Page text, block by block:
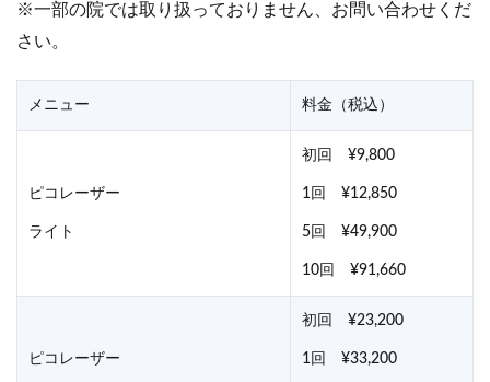
※一部の院では取り扱っておりません、お問い合わせくだ
さい。
メニュー 料金（税込）
ピコレーザー
ライト
初回 ¥9,800
1回 ¥12,850
5回 ¥49,900
10回 ¥91,660
ピコレーザー
初回 ¥23,200
1回 ¥33,200